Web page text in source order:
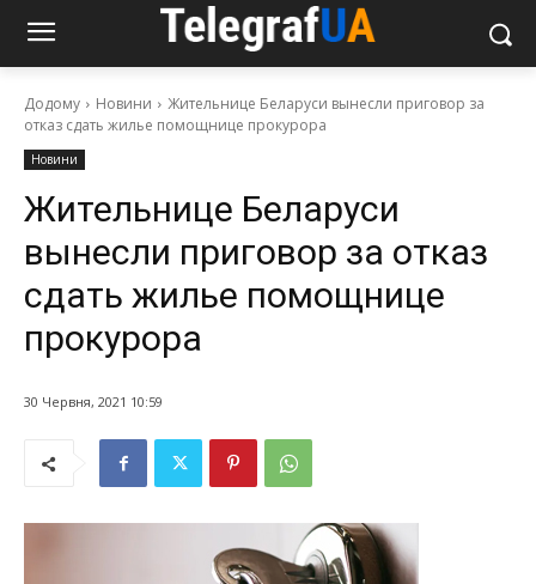
Додому Новини
Жительнице Беларуси вынесли приговор за
отказ сдать жилье помощнице прокурора
Новини
Жительнице Беларуси
вынесли приговор за отказ
сдать жилье помощнице
прокурора
30 Червня, 2021 10:59